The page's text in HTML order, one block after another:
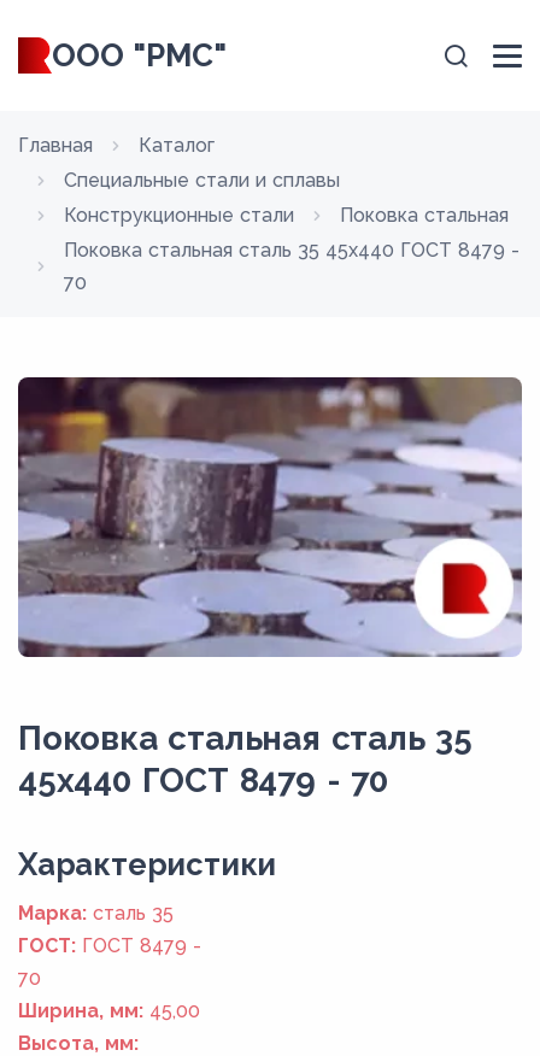
ООО "РМС"
Главная
Каталог
Специальные стали и сплавы
Конструкционные стали
Поковка стальная
Поковка стальная сталь 35 45x440 ГОСТ 8479 -
70
Поковка стальная сталь 35
45x440 ГОСТ 8479 - 70
Xарактеристики
Марка: сталь 35
ГОСТ: ГОСТ 8479 -
70
Ширина, мм: 45,00
Высота, мм: